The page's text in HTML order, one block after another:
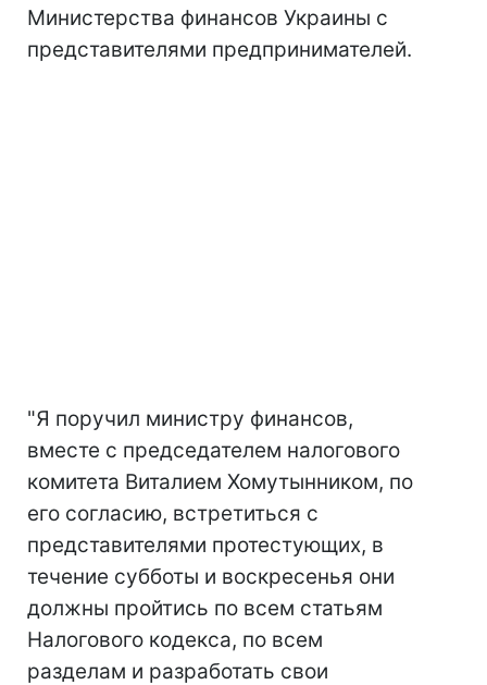
Министерства финансов Украины с
представителями предпринимателей.
"Я поручил министру финансов,
вместе с председателем налогового
комитета Виталием Хомутынником, по
его согласию, встретиться с
представителями протестующих, в
течение субботы и воскресенья они
должны пройтись по всем статьям
Налогового кодекса, по всем
разделам и разработать свои